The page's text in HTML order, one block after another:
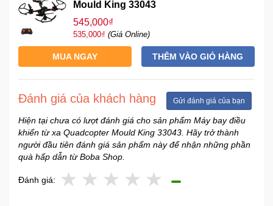
Mould King 33043
545,000₫
535,000₫ (Giá Online)
MUA NGAY THÊM VÀO GIỎ HÀNG
Đánh giá của khách hàng Gửi đánh giá của bạn
Hiện tại chưa có lượt đánh giá cho sản phẩm Máy bay điều
khiển từ xa Quadcopter Mould King 33043. Hãy trở thành
người đầu tiên đánh giá sản phẩm này để nhận những phần
quà hấp dẫn từ Boba Shop.
Đánh giá: